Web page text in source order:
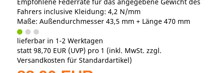
Fahrers inclusive Kleidung: 4,2 N/mm
Maße: Außendurchmesser 43,5 mm + Länge 470 mm
lieferbar in 1-2 Werktagen
statt 98,70 EUR (UVP) pro 1 (inkl. MwSt. zzgl.
Versandkosten für Standardartikel)